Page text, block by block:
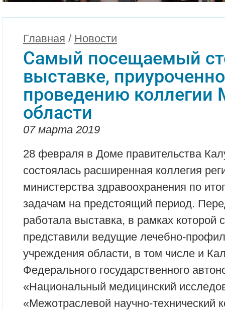
Главная / Новости
Самый посещаемый
выставке,
проведению коллегии
области
07 марта 2019
28 февраля в Доме правительства
состоялась расширенная коллегия
министерства здравоохранения по
задачам на предстоящий период.
работала выставка, в рамках которой
представили ведущие лечебно-
учреждения области, в том числе и
Федерального государственного
«Национальный медицинский
«Межотраслевой научно-технический